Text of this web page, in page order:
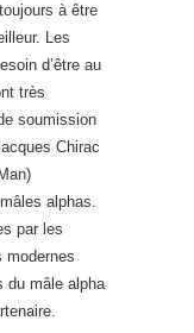
à être
Les
d’être au
très
soumission
Chirac
alphas.
par les
modernes
du mâle alpha